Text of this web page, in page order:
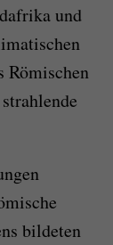
und
Römischen
bildeten